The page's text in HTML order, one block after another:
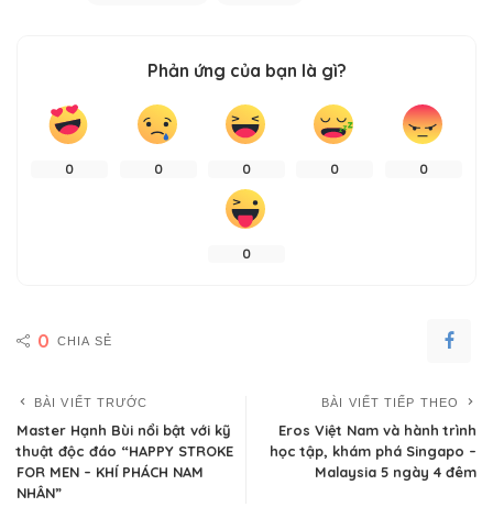
Phản ứng của bạn là gì?
0 0 0 0 0
0
0 CHIA SẺ
BÀI VIẾT TRƯỚC
Master Hạnh Bùi nổi bật với kỹ
thuật độc đáo “HAPPY STROKE
FOR MEN – KHÍ PHÁCH NAM
NHÂN”
BÀI VIẾT TIẾP THEO
Eros Việt Nam và hành trình
học tập, khám phá Singapo –
Malaysia 5 ngày 4 đêm